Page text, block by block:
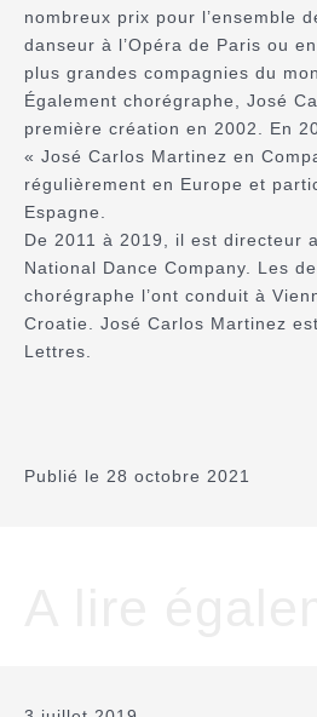
nombreux prix pour l’ensemble
danseur à l’Opéra de Paris ou
plus grandes compagnies du
Également chorégraphe, José
première création en 2002. En
« José Carlos Martinez en
régulièrement en Europe et
Espagne.
De 2011 à 2019, il est directeur
National Dance Company. Les
chorégraphe l’ont conduit à
Croatie. José Carlos Martinez
Lettres.
Publié le 28 octobre 2021